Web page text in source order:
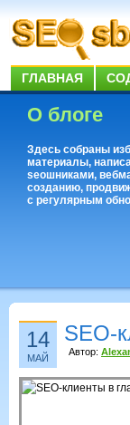
ГЛАВНАЯ
О блоге
Здесь собраны
материалы,
seoшниками,
созданию,
с регулярным
14
МАЙ
SEO-
Автор: